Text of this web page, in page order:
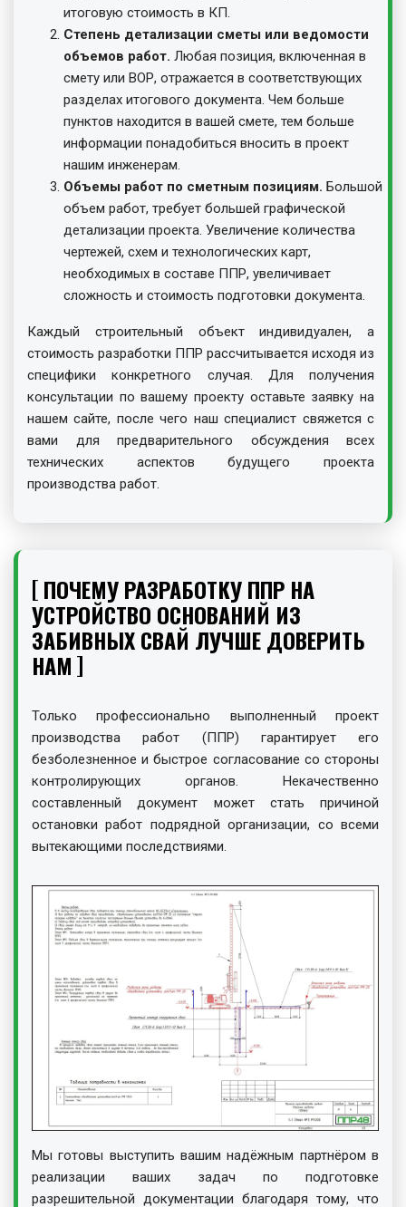
итоговую стоимость в КП.
Степень детализации сметы или ведомости
объемов работ. Любая позиция, включенная в
смету или ВОР, отражается в соответствующих
разделах итогового документа. Чем больше
пунктов находится в вашей смете, тем больше
информации понадобиться вносить в проект
нашим инженерам.
Объемы работ по сметным позициям. Большой
объем работ, требует большей графической
детализации проекта. Увеличение количества
чертежей, схем и технологических карт,
необходимых в составе ППР, увеличивает
сложность и стоимость подготовки документа.
Каждый строительный объект индивидуален, а
стоимость разработки ППР рассчитывается исходя из
специфики конкретного случая. Для получения
консультации по вашему проекту оставьте заявку на
нашем сайте, после чего наш специалист свяжется с
вами для предварительного обсуждения всех
технических аспектов будущего проекта
производства работ.
ПОЧЕМУ РАЗРАБОТКУ ППР НА
УСТРОЙСТВО ОСНОВАНИЙ ИЗ
ЗАБИВНЫХ СВАЙ ЛУЧШЕ ДОВЕРИТЬ
НАМ
Только профессионально выполненный проект
производства работ (ППР) гарантирует его
безболезненное и быстрое согласование со стороны
контролирующих органов. Некачественно
составленный документ может стать причиной
остановки работ подрядной организации, со всеми
вытекающими последствиями.
Мы готовы выступить вашим надёжным партнёром в
реализации ваших задач по подготовке
разрешительной документации благодаря тому, что